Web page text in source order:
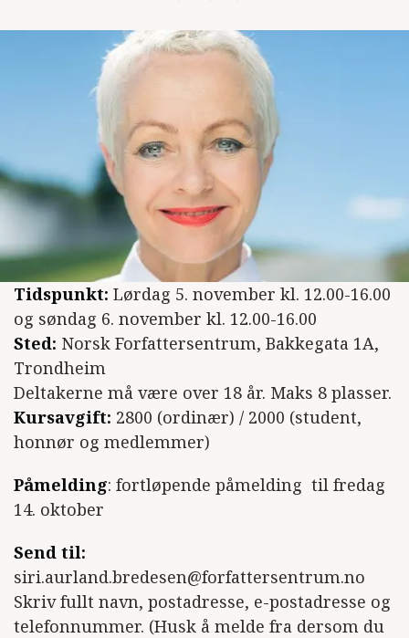
Tidspunkt: Lørdag 5. november kl. 12.00-16.00
og søndag 6. november kl. 12.00-16.00
Sted: Norsk Forfattersentrum, Bakkegata 1A,
Trondheim
Deltakerne må være over 18 år. Maks 8 plasser.
Kursavgift: 2800 (ordinær) / 2000 (student,
honnør og medlemmer)
Påmelding: fortløpende påmelding til fredag
14. oktober
Send til:
siri.aurland.bredesen@forfattersentrum.no
Skriv fullt navn, postadresse, e-postadresse og
telefonnummer. (Husk å melde fra dersom du